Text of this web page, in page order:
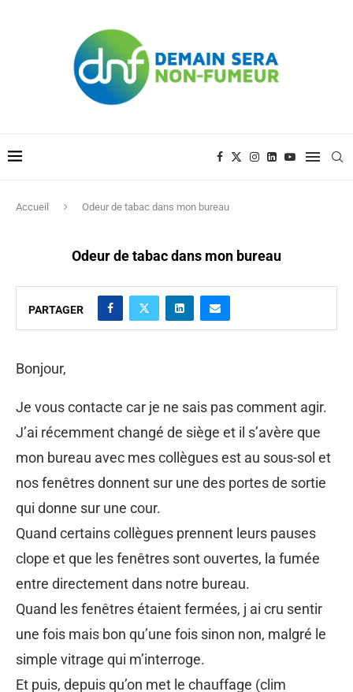
Accueil Odeur de tabac dans mon bureau
Odeur de tabac dans mon bureau
PARTAGER
Bonjour,
Je vous contacte car je ne sais pas comment agir.
J’ai récemment changé de siège et il s’avère que
mon bureau avec mes collègues est au sous-sol et
nos fenêtres donnent sur une des portes de sortie
qui donne sur une cour.
Quand certains collègues prennent leurs pauses
clope et que les fenêtres sont ouvertes, la fumée
entre directement dans notre bureau.
Quand les fenêtres étaient fermées, j ai cru sentir
une fois mais bon qu’une fois sinon non, malgré le
simple vitrage qui m’interroge.
Et puis, depuis qu’on met le chauffage (clim